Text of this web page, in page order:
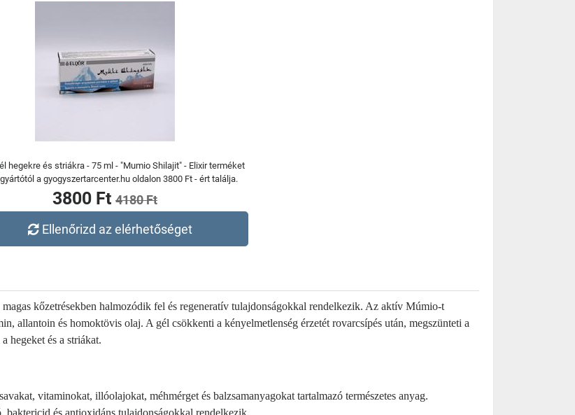
hegekre és striákra - 75 ml - "Mumio Shilajit" - Elixir terméket
a gyogyszertarcenter.hu oldalon 3800 Ft - ért találja.
3800 Ft 4180 Ft
Ellenőrizd az elérhetőséget
kőzetrésekben halmozódik fel és regeneratív tulajdonságokkal rendelkezik. Az aktív Múmio-t
allantoin és homoktövis olaj. A gél csökkenti a kényelmetlenség érzetét rovarcsípés után, megszünteti a
hegeket és a striákat.
vitaminokat, illóolajokat, méhmérget és balzsamanyagokat tartalmazó természetes anyag.
és antioxidáns tulajdonságokkal rendelkezik.